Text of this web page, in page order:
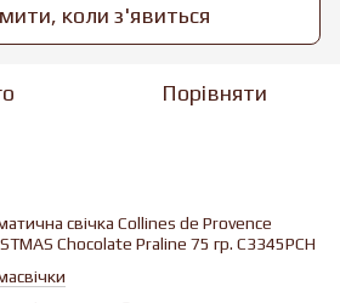
коли з'явиться
Порівняти
свічка Collines de Provence
Chocolate Praline 75 гр. C3345PCH